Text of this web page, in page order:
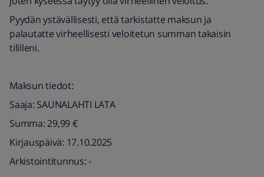
Pyydän ystävällisesti, että tarkistatte maksun ja
palautatte virheellisesti veloitetun summan takaisin
tililleni.
Maksun tiedot:
Saaja: SAUNALAHTI LATA
Summa: 29,99 €
Kirjauspäivä: 17.10.2025
Arkistointitunnus: -